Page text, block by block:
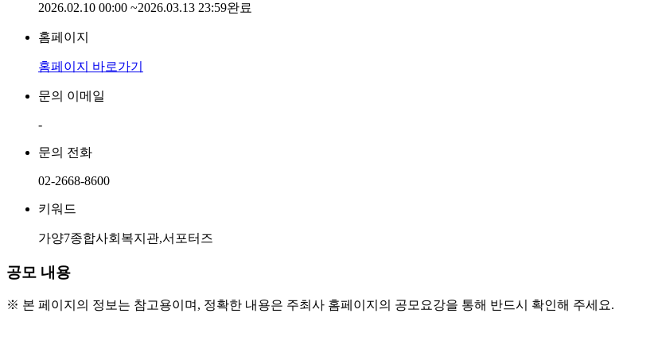
2026.02.10 00:00 ~2026.03.13 23:59완료
홈페이지
홈페이지 바로가기
문의 이메일
-
문의 전화
02-2668-8600
키워드
가양7종합사회복지관,서포터즈
공모 내용
※ 본 페이지의 정보는 참고용이며, 정확한 내용은 주최사 홈페이지의 공모요강을 통해 반드시 확인해 주세요.